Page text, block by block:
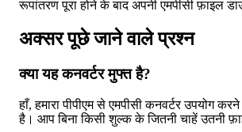
रूपांतरण पूरा होने के बाद अपनी एमपीसी फ़ाइल
अक्सर पूछे जाने वाले प्रश्न
क्या यह कनवर्टर मुफ्त है?
हाँ, हमारा पीपीएम से एमपीसी कनवर्टर उपयोग
है। आप बिना किसी शुल्क के जितनी चाहें उतनी